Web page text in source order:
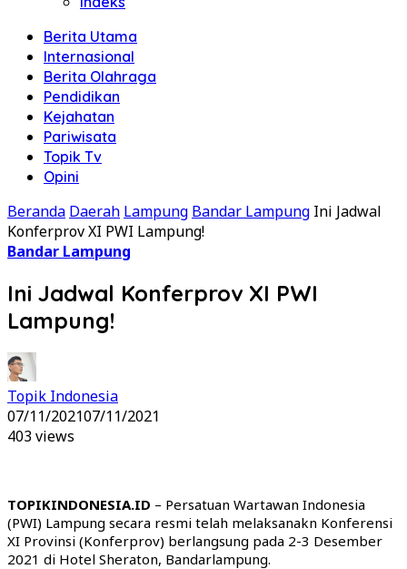
Berita Utama
Internasional
Berita Olahraga
Pendidikan
Kejahatan
Pariwisata
Topik Tv
Opini
Beranda Daerah Lampung Bandar Lampung Ini Jadwal
Konferprov XI PWI Lampung!
Bandar Lampung
Ini Jadwal Konferprov XI PWI
Lampung!
Topik Indonesia
07/11/202107/11/2021
403 views
TOPIKINDONESIA.ID – Persatuan Wartawan Indonesia
(PWI) Lampung secara resmi telah melaksanakn Konferensi
XI Provinsi (Konferprov) berlangsung pada 2-3 Desember
2021 di Hotel Sheraton, Bandarlampung.